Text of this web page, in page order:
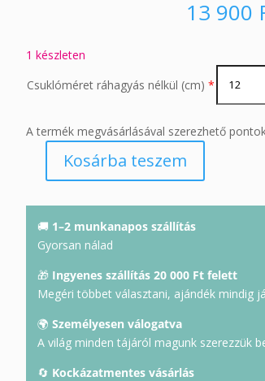
13 900
1 készleten
Csuklóméret ráhagyás nélkül (cm) *
A termék megvásárlásával szerezhető
mennyiség
Kosárba teszem
🚚 1–2 munkanapos szállítás
Gyorsan nálad
🎁 Ingyenes szállítás 20 000 Ft felett
Megéri többet választani, ajándék mindig
🌍 Személyesen válogatva
A világ minden tájáról magunk szerezzük
🔄 Kockázatmentes vásárlás